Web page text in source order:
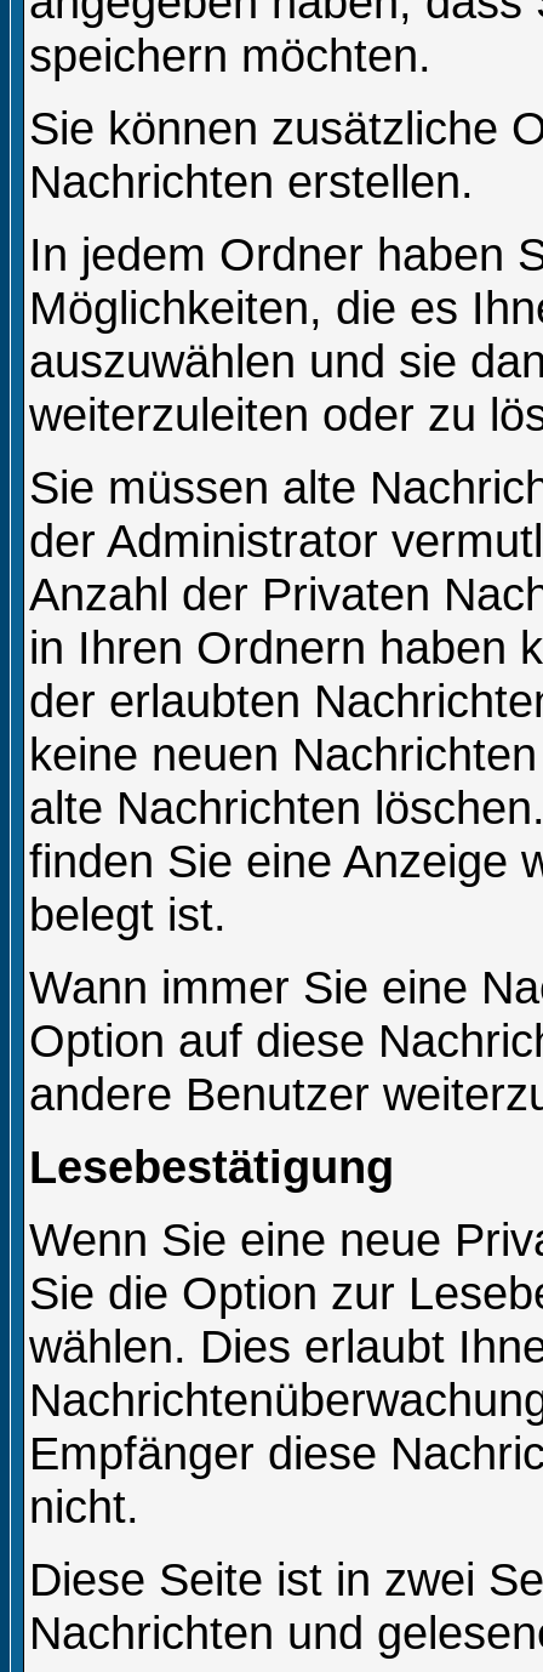
speichern möchten.
Sie können zusätzliche
Nachrichten erstellen.
In jedem Ordner haben
Möglichkeiten, die es
auszuwählen und sie
weiterzuleiten oder zu
Sie müssen alte
der Administrator
Anzahl der Privaten
in Ihren Ordnern haben
der erlaubten
keine neuen
alte Nachrichten
finden Sie eine Anzeige
belegt ist.
Wann immer Sie eine
Option auf diese
andere Benutzer
Lesebestätigung
Wenn Sie eine neue
Sie die Option zur
wählen. Dies erlaubt
Empfänger diese
nicht.
Diese Seite ist in zwei
Nachrichten und